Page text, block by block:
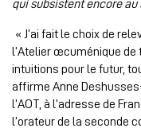
qui subsistent encore au
« J’ai fait le choix de
l’Atelier œcuménique
intuitions pour le futur,
affirme Anne
l’AOT, à l’adresse de
l’orateur de la seconde